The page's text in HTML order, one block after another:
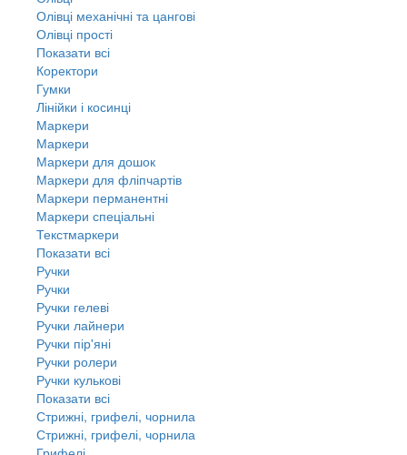
Олівці механічні та цангові
Олівці прості
Показати всі
Коректори
Гумки
Лінійки і косинці
Маркери
Маркери
Маркери для дошок
Маркери для фліпчартів
Маркери перманентні
Маркери спеціальні
Текстмаркери
Показати всі
Ручки
Ручки
Ручки гелеві
Ручки лайнери
Ручки пір'яні
Ручки ролери
Ручки кулькові
Показати всі
Стрижні, грифелі, чорнила
Стрижні, грифелі, чорнила